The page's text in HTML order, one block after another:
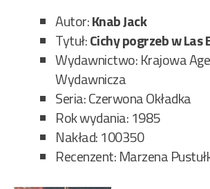
Autor:Knab Jack
Tytuł:Cichy pogrzeb w Las
Wydawnictwo: Krajowa
Wydawnicza
Seria: Czerwona Okładka
Rok wydania: 1985
Nakład: 100350
Recenzent: Marzena